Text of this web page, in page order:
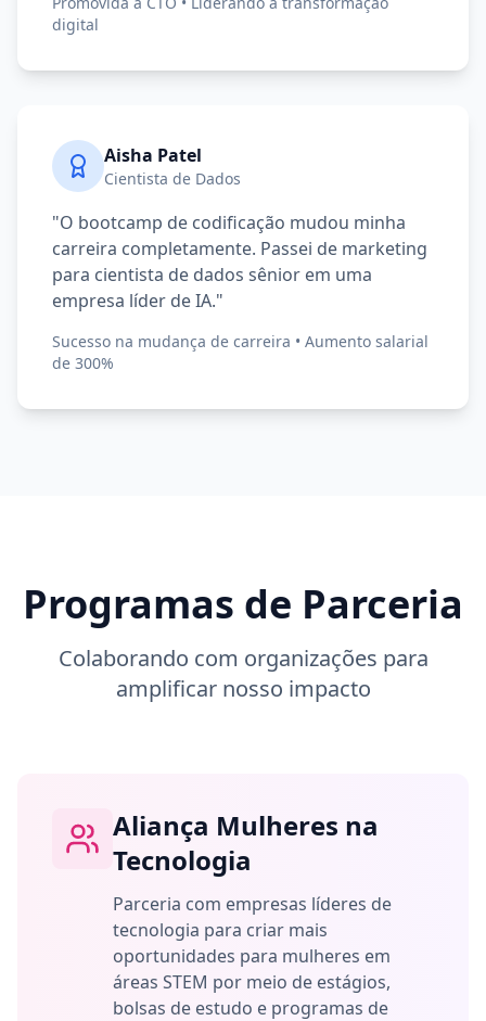
digital
Aisha Patel
Cientista de Dados
"O bootcamp de codificação mudou minha
carreira completamente. Passei de marketing
para cientista de dados sênior em uma
empresa líder de IA."
Sucesso na mudança de carreira • Aumento salarial
de 300%
Programas de Parceria
Colaborando com organizações para
amplificar nosso impacto
Aliança Mulheres na
Tecnologia
Parceria com empresas líderes de
tecnologia para criar mais
oportunidades para mulheres em
áreas STEM por meio de estágios,
bolsas de estudo e programas de